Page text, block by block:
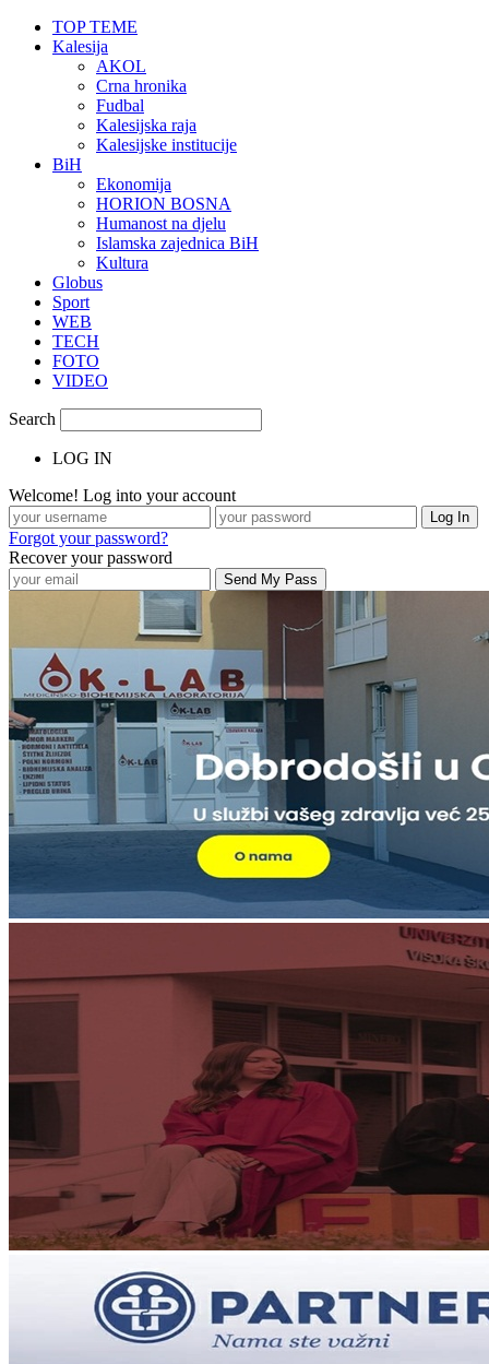
TOP TEME
Kalesija
AKOL
Crna hronika
Fudbal
Kalesijska raja
Kalesijske institucije
BiH
Ekonomija
HORION BOSNA
Humanost na djelu
Islamska zajednica BiH
Kultura
Globus
Sport
WEB
TECH
FOTO
VIDEO
Search
LOG IN
Welcome! Log into your account
Forgot your password?
Recover your password